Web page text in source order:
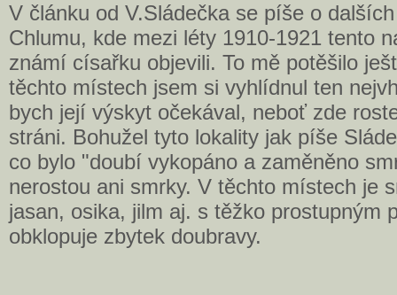
V článku od V.Sládečka se píše o
Chlumu, kde mezi léty 1910-1921 tento
známí císařku objevili. To mě potěšilo
těchto místech jsem si vyhlídnul ten
bych její výskyt očekával, neboť zde
stráni. Bohužel tyto lokality jak píše
co bylo "doubí vykopáno a zaměněno
nerostou ani smrky. V těchto místech je
jasan, osika, jilm aj. s těžko prostupným
obklopuje zbytek doubravy.